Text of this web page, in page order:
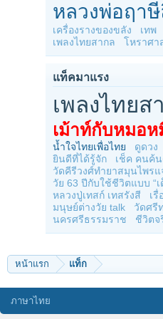
หลวงพ่อฤาษี
เครื่องรางของขลัง
เทพ
เพลงไทยสากล
โหราศา
แท็คมาแรง
เพลงไทยส
เม้าท์กับหมอห
น้ำใจไทยเพื่อไทย
ดูดวง
ยินดีที่ได้รู้จัก
เช็ค คนค้
วัดคีรีวงศ์ทำยาสมุนไพรแ
วัย 63 ปีกับใช้ชีวิตแบบ “เ
หลวงปู่เทสก์ เทสรังสี
เรื่
มนุษย์ต่างวัย talk
วัดศรี
นครศรีธรรมราช
ชีวิตจ
หน้าแรก แท็ก
ภาษาไทย